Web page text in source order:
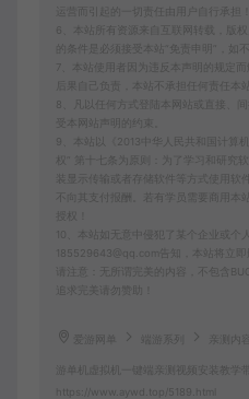
6、本站所有资源来自互联网转载，版
的条件是必须接受本站“免责申明”，如
7、本站使用者因为违反本声明的规定
后果自己负责，本站不承担任何责任本
8、凡以任何方式登陆本网站或直接、
受本网站声明的约束。
9、本站以《2013中华人民共和国计算
权” 第十七条为原则：为了学习和研究
装显示传输或者存储软件等方式使用软
不向其支付报酬。若有学员需要商用本
10、本站如无意中侵犯了某个企业或个
185529643@qq.com告知，本站将立即
请注意：无所谓完美的内容，不包含
追求完美请勿赞助！
爱游网单 端游系列 亲测内
游单机虚拟机一键端亲测视频安装教学
https://www.aywd.top/5189.html